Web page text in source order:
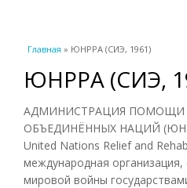
Вы здесь
Главная » ЮНРРА (СИЭ, 1961)
ЮНРРА (СИЭ,
АДМИНИСТРАЦИЯ ПОМОЩИ
ОБЪЕДИНЁННЫХ НАЦИЙ
United Nations Relief and
международная организация,
мировой войны